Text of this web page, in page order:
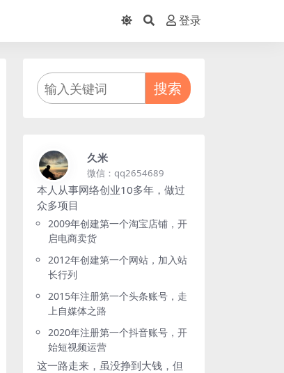
登录
搜索
久米
微信：qq2654689
本人从事网络创业10多年，做过
众多项目
2009年创建第一个淘宝店铺，开
启电商卖货
2012年创建第一个网站，加入站
长行列
2015年注册第一个头条账号，走
上自媒体之路
2020年注册第一个抖音账号，开
始短视频运营
这一路走来，虽没挣到大钱，但